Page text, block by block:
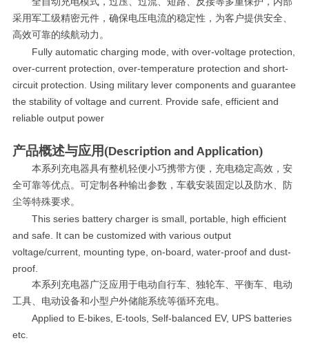
采用军工级精密元件，确保电压电流的稳定性，为客户提供安全、
高效可靠的续航动力。
Fully automatic charging mode, with over-voltage protection,
over-current protection, over-temperature protection and short-
circuit protection. Using military lever components and guarantee
the stability of voltage and current. Provide safe, efficient and
reliable output power
产品概述与应用(Description and Application)
本系列充电器具有整机轻便小巧携带方便，充电稳定高效，安
全可靠等优点。可定制各种输出参数，车载安装固定以及防水、防
尘等特殊要求。
This series battery charger is small, portable, high efficient
and safe. It can be customized with various output
voltage/current, mounting type, on-board, water-proof and dust-
proof.
本系列充电器广泛应用于电动自行车、独轮车、平衡车、电动
工具、电动设备和小型户外储能系统等循环充电。
Applied to E-bikes, E-tools, Self-balanced EV, UPS batteries
etc.